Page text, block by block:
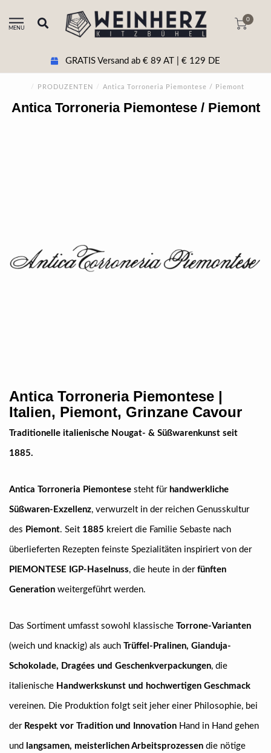
MENU
0
GRATIS Versand ab € 89 AT | € 129 DE
/ PRODUZENTEN / Antica Torroneria Piemontese / Piemont
Antica Torroneria Piemontese / Piemont
Antica Torroneria Piemontese |
Italien, Piemont, Grinzane Cavour
Traditionelle italienische Nougat- & Süßwarenkunst seit
1885.
Antica Torroneria Piemontese steht für handwerkliche
Süßwaren-Exzellenz, verwurzelt in der reichen Genusskultur
des Piemont. Seit 1885 kreiert die Familie Sebaste nach
überlieferten Rezepten feinste Spezialitäten inspiriert von der
PIEMONTESE IGP-Haselnuss, die heute in der fünften
Generation weitergeführt werden.
Das Sortiment umfasst sowohl klassische Torrone-Varianten
(weich und knackig) als auch Trüffel-Pralinen, Gianduja-
Schokolade, Dragées und Geschenkverpackungen, die
italienische Handwerkskunst und hochwertigen Geschmack
vereinen. Die Produktion folgt seit jeher einer Philosophie, bei
der Respekt vor Tradition und Innovation Hand in Hand gehen
und langsamen, meisterlichen Arbeitsprozessen die nötige